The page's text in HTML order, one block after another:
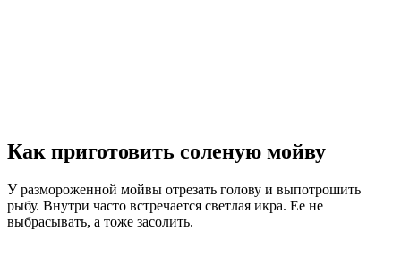
Как приготовить соленую мойву
У размороженной мойвы отрезать голову и выпотрошить
рыбу. Внутри часто встречается светлая икра. Ее не
выбрасывать, а тоже засолить.